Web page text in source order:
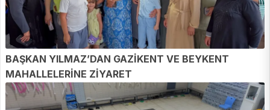
BAŞKAN YILMAZ’DAN GAZİKENT VE BEYKENT
MAHALLELERİNE ZİYARET